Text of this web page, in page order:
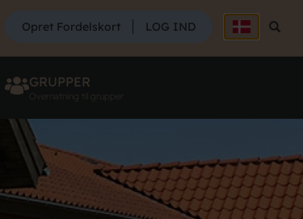
SØG
Søg
Opret Fordelskort LOG IND
GRUPPER
Overnatning til grupper